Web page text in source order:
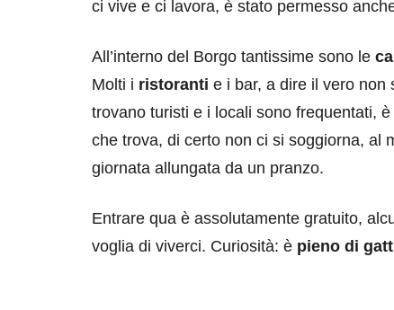
ci vive e ci lavora, è stato permesso
All’interno del Borgo tantissime sono le
Molti i ristoranti e i bar, a dire il vero non
trovano turisti e i locali sono frequentati,
che trova, di certo non ci si soggiorna, al
giornata allungata da un pranzo.
Entrare qua è assolutamente gratuito,
voglia di viverci. Curiosità: è pieno di